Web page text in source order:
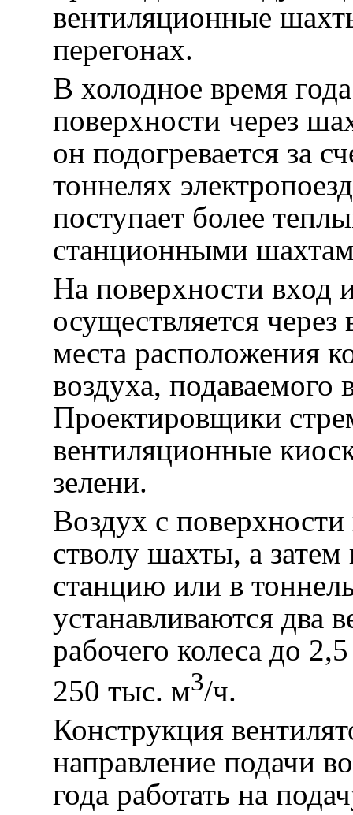
вентиляционные
перегонах.
В холодное время
поверхности через
он подогревается за
тоннелях
поступает более
станционными
На поверхности вход
осуществляется
места расположения
воздуха, подаваемого
Проектировщики
вентиляционные
зелени.
Воздух с
стволу шахты, а затем
станцию или в
устанавливаются два
рабочего колеса до
250 тыс. м3/ч.
Конструкция
направление подачи
года работать на